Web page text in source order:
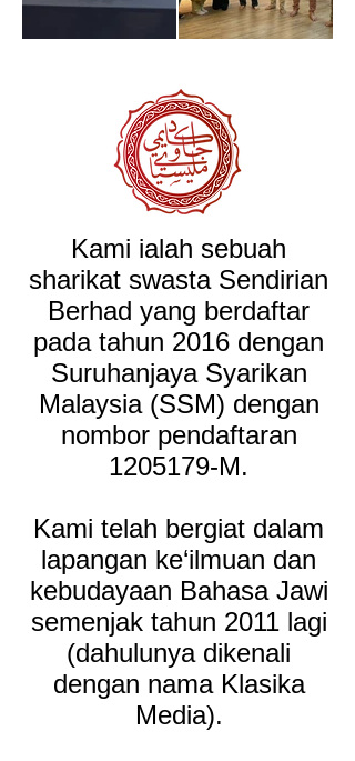
Kami ialah sebuah
sharikat swasta Sendirian
Berhad yang berdaftar
pada tahun 2016 dengan
Suruhanjaya Syarikan
Malaysia (SSM) dengan
nombor pendaftaran
1205179-M.
Kami telah bergiat dalam
lapangan ke‘ilmuan dan
kebudayaan Bahasa Jawi
semenjak tahun 2011 lagi
(dahulunya dikenali
dengan nama Klasika
Media).